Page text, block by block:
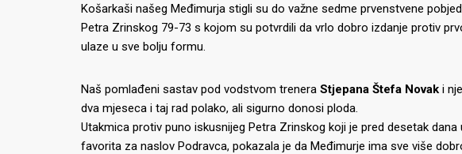
Košarkaši našeg Međimurja stigli su do važne sedme prvenstvene
Petra Zrinskog 79-73 s kojom su potvrdili da vrlo dobro izdanje protiv
ulaze u sve bolju formu.
Naš pomlađeni sastav pod vodstvom trenera Stjepana Štefa Novak i
dva mjeseca i taj rad polako, ali sigurno donosi ploda.
Utakmica protiv puno iskusnijeg Petra Zrinskog koji je pred desetak
favorita za naslov Podravca, pokazala je da Međimurje ima sve više